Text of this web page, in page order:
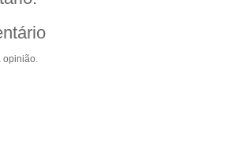
opinião.